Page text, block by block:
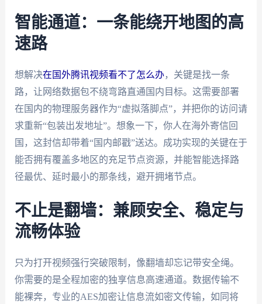
智能通道：一条能绕开地图的高
速路
想解决在国外腾讯视频看不了怎么办，关键是找一条
路，让网络数据包不绕弯路直通国内目标。这需要部署
在国内的物理服务器作为“虚拟落脚点”，并把你的访问请
求重新“包装出发地址”。想象一下，你人在海外寄信回
国，这封信却带着“国内邮戳”送达。成功实现的关键在于
能否拥有覆盖多地区的充足节点资源，并能智能选择路
径最优、延时最小的那条线，避开拥堵节点。
不止是翻墙：兼顾安全、稳定与
流畅体验
只为打开视频强行突破限制，像翻墙却忘记带安全绳。
你需要的是全程加密的独享信息高速通道。数据传输不
能裸奔，专业的AES加密让信息流如密文传输，如同将